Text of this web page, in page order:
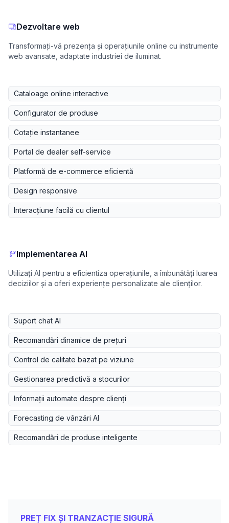
Dezvoltare web
Transformați-vă prezența și operațiunile online cu instrumente
web avansate, adaptate industriei de iluminat.
Cataloage online interactive
Configurator de produse
Cotație instantanee
Portal de dealer self-service
Platformă de e-commerce eficientă
Design responsive
Interacțiune facilă cu clientul
Implementarea AI
Utilizați AI pentru a eficientiza operațiunile, a îmbunătăți luarea
deciziilor și a oferi experiențe personalizate ale clienților.
Suport chat AI
Recomandări dinamice de prețuri
Control de calitate bazat pe viziune
Gestionarea predictivă a stocurilor
Informații automate despre clienți
Forecasting de vânzări AI
Recomandări de produse inteligente
PREȚ FIX ȘI TRANZACȚIE SIGURĂ